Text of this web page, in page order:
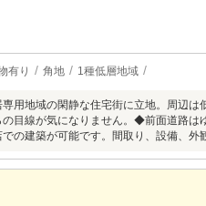
有り 角地 1種低層地域
用地域の閑静な住宅街に立地。周辺
の目線が気になりません。◆前面道路
の建築が可能です。間取り、設備、